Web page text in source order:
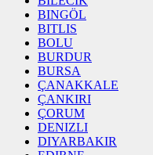
BINGÖL
BITLIS
BOLU
BURDUR
BURSA
ÇANAKKALE
ÇANKIRI
ÇORUM
DENIZLI
DIYARBAKIR